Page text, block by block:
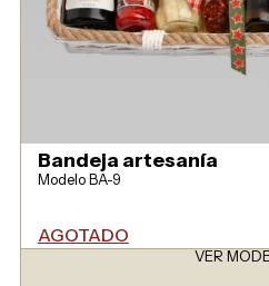
Bandeja artesanía
Modelo BA-9
AGOTADO
VER